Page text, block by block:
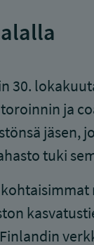
30.
ja
jäsen,
tuki